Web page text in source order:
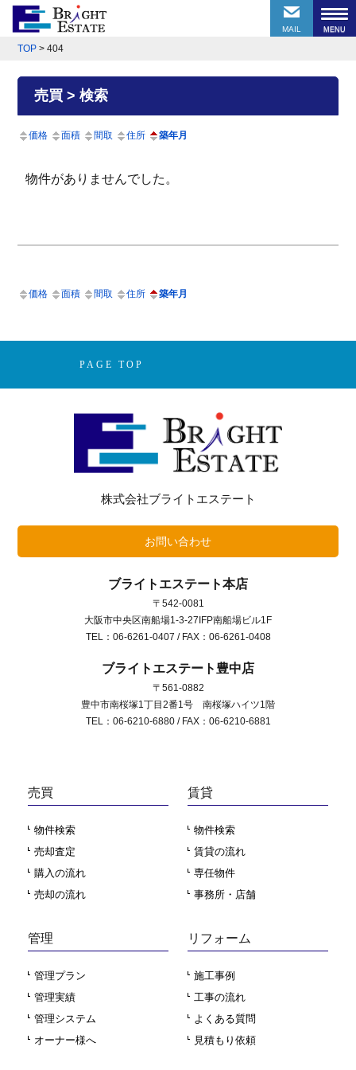
MAIL
TOP >404
売買 > 検索
価格 面積 間取 住所 築年月
物件がありませんでした。
価格 面積 間取 住所 築年月
PAGE TOP
株式会社ブライトエステート
お問い合わせ
ブライトエステート本店
〒542-0081
大阪市中央区南船場1-3-27IFP南船場ビル1F
TEL：06-6261-0407 / FAX：06-6261-0408
ブライトエステート豊中店
〒561-0882
豊中市南桜塚1丁目2番1号 南桜塚ハイツ1階
TEL：06-6210-6880 / FAX：06-6210-6881
売買
物件検索
売却査定
購入の流れ
売却の流れ
賃貸
物件検索
賃貸の流れ
専任物件
事務所・店舗
管理
管理プラン
管理実績
管理システム
オーナー様へ
リフォーム
施工事例
工事の流れ
よくある質問
見積もり依頼